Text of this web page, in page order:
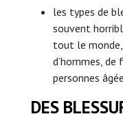
les types de
souvent
tout le monde,
d’hommes, de
personnes
DES